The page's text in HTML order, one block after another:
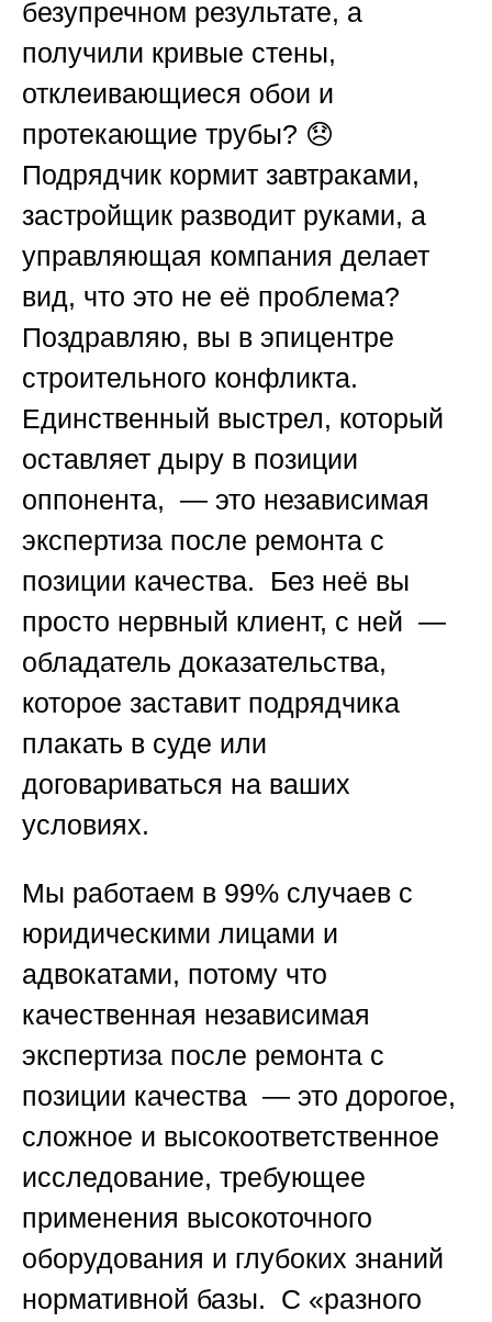
безупречном результате, а
получили кривые стены,
отклеивающиеся обои и
протекающие трубы? 😞
Подрядчик кормит завтраками,
застройщик разводит руками, а
управляющая компания делает
вид, что это не её проблема?
Поздравляю, вы в эпицентре
строительного конфликта.
Единственный выстрел, который
оставляет дыру в позиции
оппонента, — это независимая
экспертиза после ремонта с
позиции качества. Без неё вы
просто нервный клиент, с ней —
обладатель доказательства,
которое заставит подрядчика
плакать в суде или
договариваться на ваших
условиях.
Мы работаем в 99% случаев с
юридическими лицами и
адвокатами, потому что
качественная независимая
экспертиза после ремонта с
позиции качества — это дорогое,
сложное и высокоответственное
исследование, требующее
применения высокоточного
оборудования и глубоких знаний
нормативной базы. С «разного